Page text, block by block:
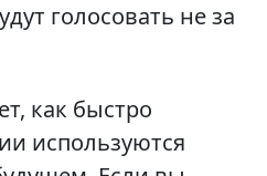
голосовать не за
как быстро
используются